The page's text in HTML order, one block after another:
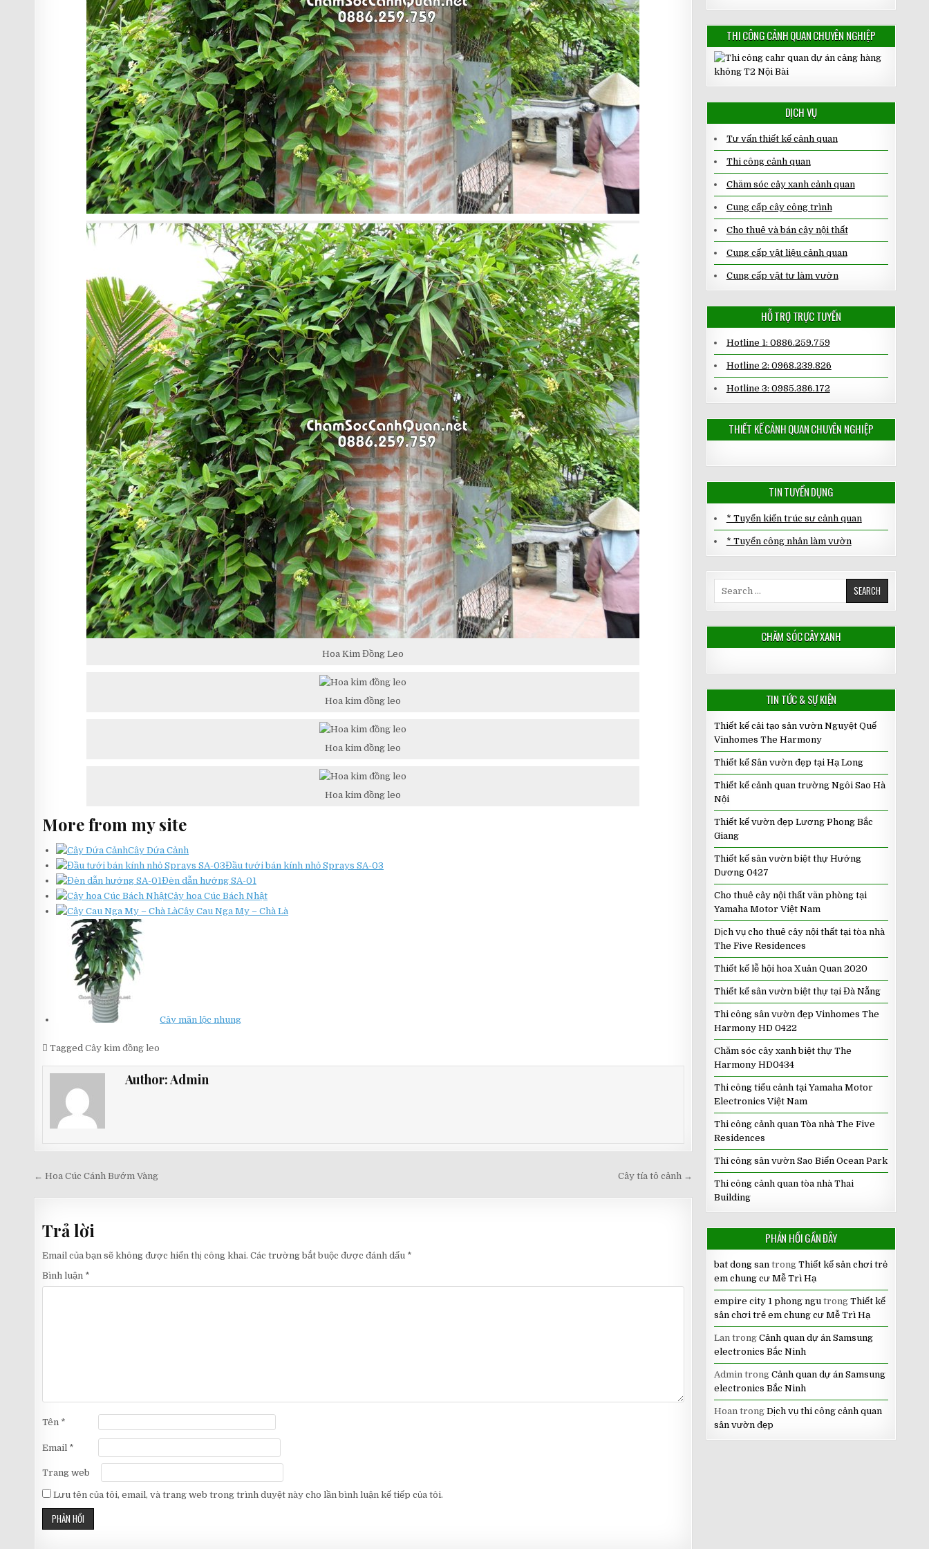
Hoa Kim Đồng Leo
Hoa kim đồng leo
Hoa kim đồng leo
Hoa kim đồng leo
More from my site
Cây Dứa Cảnh
Đầu tưới bán kính nhỏ Sprays SA-03
Đèn dẫn hướng SA-01
Cây hoa Cúc Bách Nhật
Cây Cau Nga My – Chà Là
Cây mãn lộc nhung
TaggedCây kim đồng leo
Author:Admin
Điều
hướng
viết
Cây tía tô cảnh →
← Hoa Cúc Cánh Bướm Vàng
Trả lời
Email của bạn sẽ không được hiển thị công khai. Các trường bắt buộc được đánh dấu *
Bình luận *
Tên *
Email *
Trang web
Lưu tên của tôi, email, và trang web trong trình duyệt này cho lần bình luận kế tiếp của tôi.
THI CÔNG CẢNH QUAN CHUYÊN NGHIỆP
DỊCH VỤ
Tư vấn thiết kế cảnh quan
Thi công cảnh quan
Chăm sóc cây xanh cảnh quan
Cung cấp cây công trình
Cho thuê và bán cây nội thất
Cung cấp vật liệu cảnh quan
Cung cấp vật tư làm vườn
HỖ TRỢ TRỰC TUYẾN
Hotline 1: 0886.259.759
Hotline 2: 0968.239.826
Hotline 3: 0985.386.172
THIẾT KẾ CẢNH QUAN CHUYÊN NGHIỆP
TIN TUYỂN DỤNG
* Tuyển kiến trúc sư cảnh quan
* Tuyển công nhân làm vườn
CHĂM SÓC CÂY XANH
TIN TỨC & SỰ KIỆN
Thiết kế cải tạo sân vườn Nguyệt Quế
Vinhomes The Harmony
Thiết kế Sân vườn đẹp tại Hạ Long
Thiết kế cảnh quan trường Ngôi Sao Hà
Nội
Thiết kế vườn đẹp Lương Phong Bắc
Giang
Thiết kế sân vườn biệt thự Hướng
Dương 0427
Cho thuê cây nội thất văn phòng tại
Yamaha Motor Việt Nam
Dịch vụ cho thuê cây nội thất tại tòa nhà
The Five Residences
Thiết kế lễ hội hoa Xuân Quan 2020
Thiết kế sân vườn biệt thự tại Đà Nẵng
Thi công sân vườn đẹp Vinhomes The
Harmony HD 0422
Chăm sóc cây xanh biệt thự The
Harmony HD0434
Thi công tiểu cảnh tại Yamaha Motor
Electronics Việt Nam
Thi công cảnh quan Tòa nhà The Five
Residences
Thi công sân vườn Sao Biển Ocean Park
Thi công cảnh quan tòa nhà Thai
Building
PHẢN HỒI GẦN ĐÂY
bat dong santrong Thiết kế sân chơi trẻ
em chung cư Mễ Trì Hạ
empire city 1 phong ngutrong Thiết kế
sân chơi trẻ em chung cư Mễ Trì Hạ
Lantrong Cảnh quan dự án Samsung
electronics Bắc Ninh
Admintrong Cảnh quan dự án Samsung
electronics Bắc Ninh
Hoantrong Dịch vụ thi công cảnh quan
sân vườn đẹp